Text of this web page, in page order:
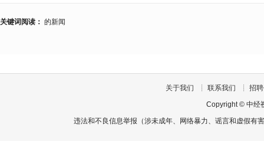
关键词阅读： 的新闻
关于我们 ┊ 联系我们 ┊ 招
Copyright© 中经
违法和不良信息举报（涉未成年、网络暴力、谣言和虚假有